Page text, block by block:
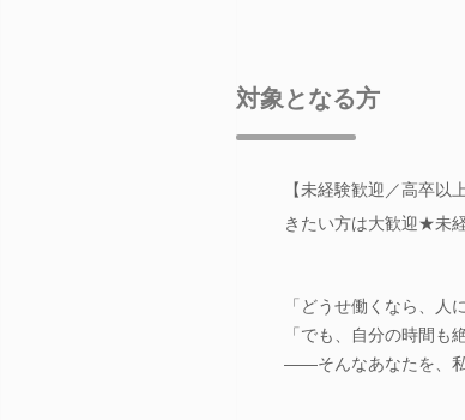
対象となる方
【未経験歓迎／高卒
きたい方は大歓迎★未
「どうせ働くなら、人
「でも、自分の時間も
――そんなあなたを、私